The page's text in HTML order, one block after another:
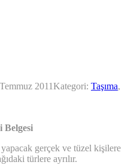
2011Kategori: Taşıma,
Belgesi
gerçek ve tüzel kişilere
türlere ayrılır.